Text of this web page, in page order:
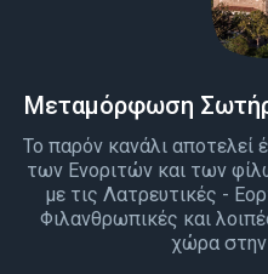
Μεταμόρφωση
Το παρόν κανάλι αποτελεί
των Ενοριτών και των
με τις Λατρευτικές -
Φιλανθρωπικές και
χώρα στην